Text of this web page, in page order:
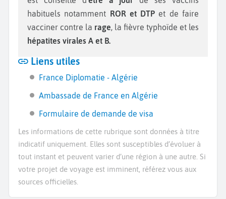
habituels notamment ROR et DTP et de faire
vacciner contre la rage , la fièvre typhoïde et les
hépatites virales A et B.
Liens utiles
France Diplomatie - Algérie
Ambassade de France en Algérie
Formulaire de demande de visa
Les informations de cette rubrique sont données à titre
indicatif uniquement. Elles sont susceptibles d’évoluer à
tout instant et peuvent varier d’une région à une autre. Si
votre projet de voyage est imminent, référez vous aux
sources officielles.